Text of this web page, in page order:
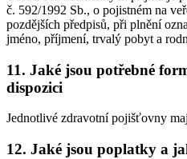
č. 592/1992 Sb., o pojistném na
pozdějších předpisů, při plnění
jméno, příjmení, trvalý pobyt a
11. Jaké jsou potřebné
dispozici
Jednotlivé zdravotní pojišťovny
12. Jaké jsou poplatky a